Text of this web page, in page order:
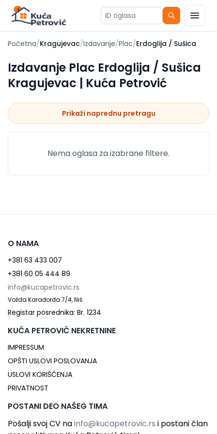
ID oglasa
Početna/Kragujevac/Izdavanje/Plac/Erdoglija / Sušica
Izdavanje Plac Erdoglija / Sušica
Kragujevac | Kuća Petrović
Prikaži naprednu pretragu
Nema oglasa za izabrane filtere.
O NAMA
+381 63 433 007
+381 60 05 444 89
info@kucapetrovic.rs
Vožda Karađorđa 7/4, Niš
Registar posrednika: Br. 1234
KUĆA PETROVIĆ NEKRETNINE
IMPRESSUM
OPŠTI USLOVI POSLOVANJA
USLOVI KORIŠĆENJA
PRIVATNOST
POSTANI DEO NAŠEG TIMA
Pošalji svoj CV nainfo@kucapetrovic.rs i postani član